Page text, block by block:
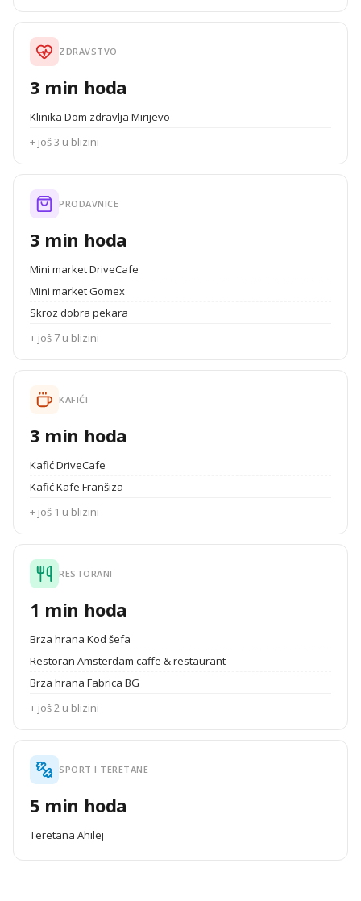
ZDRAVSTVO
3 min hoda
Klinika Dom zdravlja Mirijevo
+ još 3 u blizini
PRODAVNICE
3 min hoda
Mini market DriveCafe
Mini market Gomex
Skroz dobra pekara
+ još 7 u blizini
KAFIĆI
3 min hoda
Kafić DriveCafe
Kafić Kafe Franšiza
+ još 1 u blizini
RESTORANI
1 min hoda
Brza hrana Kod šefa
Restoran Amsterdam caffe & restaurant
Brza hrana Fabrica BG
+ još 2 u blizini
SPORT I TERETANE
5 min hoda
Teretana Ahilej